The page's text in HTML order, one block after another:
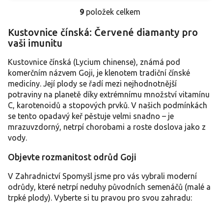
O
l
a
c
í
r
v
k
y
p
s
u
9 položek celkem
Kustovnice čínská: Červené diamanty pro
vaši imunitu
Kustovnice čínská (Lycium chinense), známá pod
komerčním názvem Goji, je klenotem tradiční čínské
medicíny. Její plody se řadí mezi nejhodnotnější
potraviny na planetě díky extrémnímu množství vitamínu
C, karotenoidů a stopových prvků. V našich podmínkách
se tento opadavý keř pěstuje velmi snadno – je
mrazuvzdorný, netrpí chorobami a roste doslova jako z
vody.
Objevte rozmanitost odrůd Goji
V Zahradnictví Spomyšl jsme pro vás vybrali moderní
odrůdy, které netrpí neduhy původních semenáčů (malé a
trpké plody). Vyberte si tu pravou pro svou zahradu: